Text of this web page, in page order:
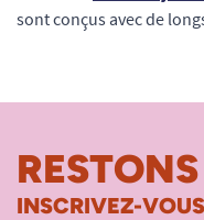
sont conçus avec de
INSCRIVEZ-